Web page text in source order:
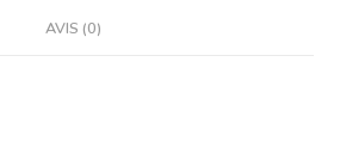
AVIS (0)